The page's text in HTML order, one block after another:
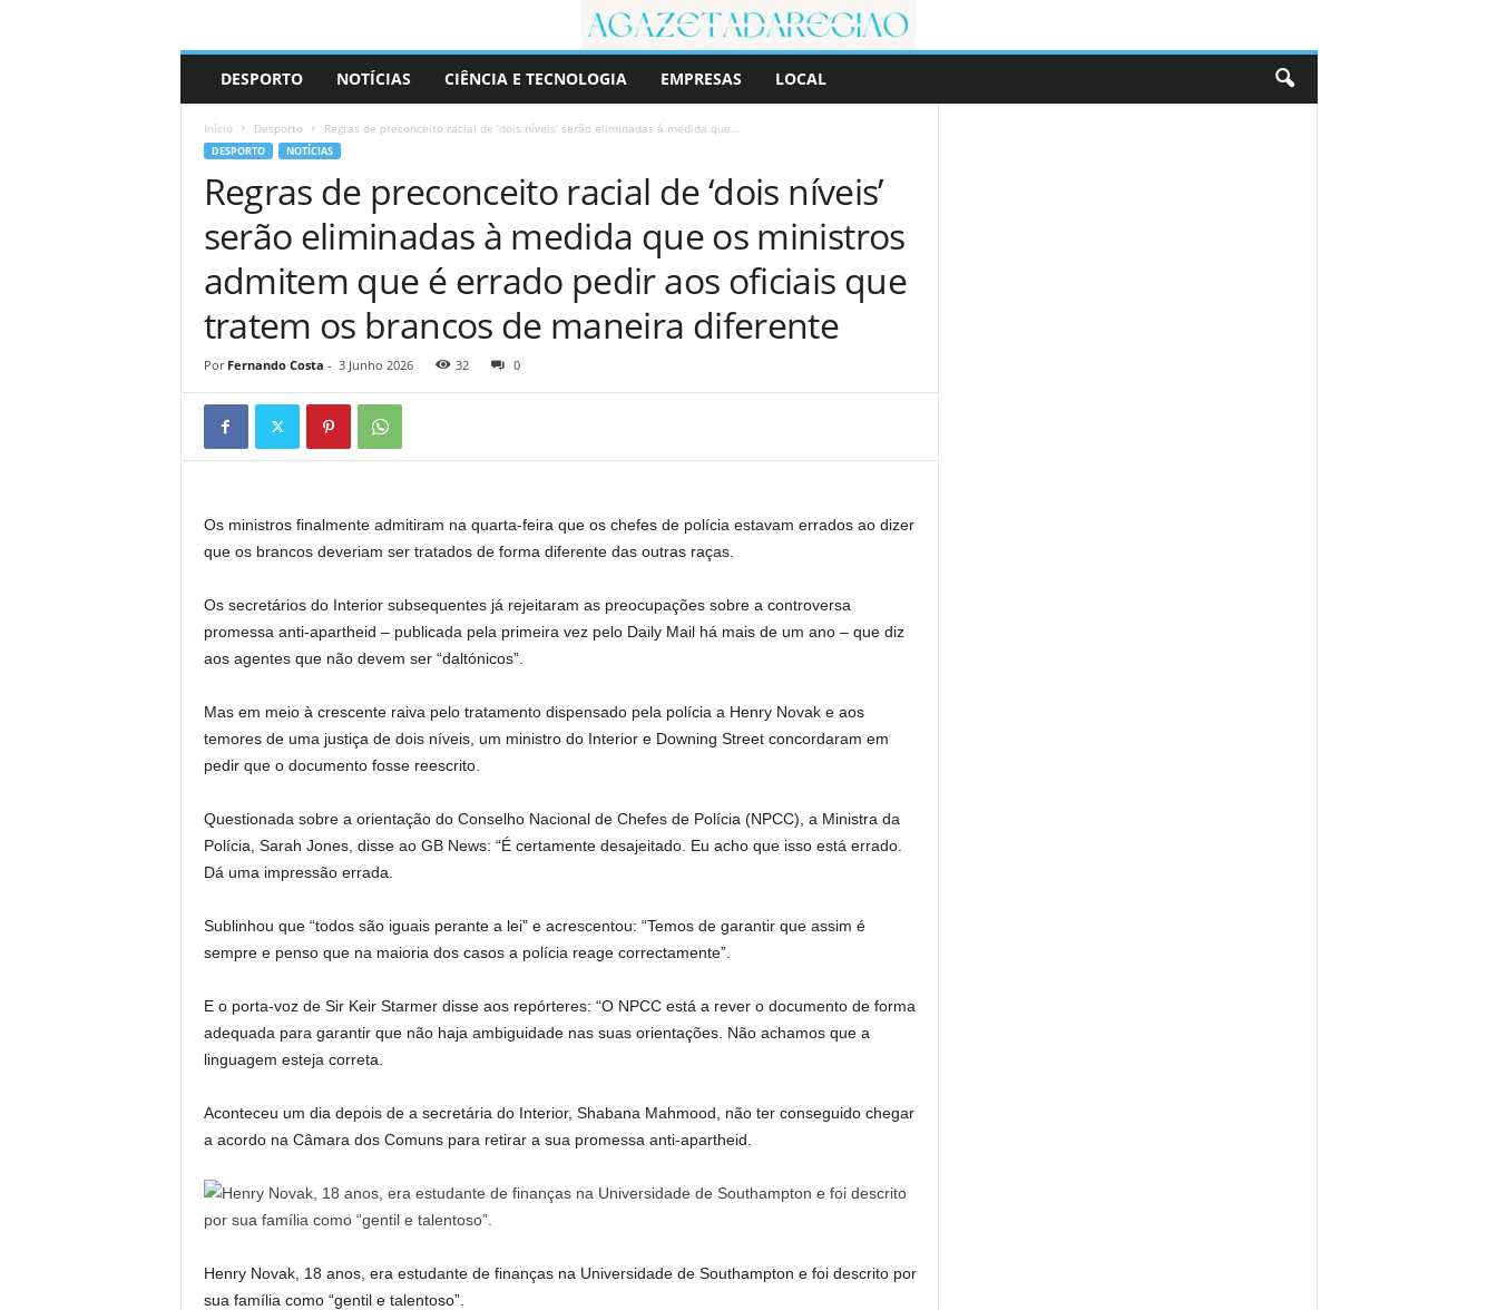
r
DESPORTO NOTÍCIAS CIÊNCIA E TECNOLOGIA EMPRESAS LOCAL
Início Desporto Regras de preconceito racial de ‘dois níveis’ serão eliminadas à medida que...
DESPORTO NOTÍCIAS
Regras de preconceito racial de ‘dois níveis’
serão eliminadas à medida que os ministros
admitem que é errado pedir aos oficiais que
tratem os brancos de maneira diferente
Por Fernando Costa - 3 Junho 2026 32 0
Os ministros finalmente admitiram na quarta-feira que os chefes de polícia estavam errados ao dizer
que os brancos deveriam ser tratados de forma diferente das outras raças.
Os secretários do Interior subsequentes já rejeitaram as preocupações sobre a controversa
promessa anti-apartheid – publicada pela primeira vez pelo Daily Mail há mais de um ano – que diz
aos agentes que não devem ser “daltónicos”.
Mas em meio à crescente raiva pelo tratamento dispensado pela polícia a Henry Novak e aos
temores de uma justiça de dois níveis, um ministro do Interior e Downing Street concordaram em
pedir que o documento fosse reescrito.
Questionada sobre a orientação do Conselho Nacional de Chefes de Polícia (NPCC), a Ministra da
Polícia, Sarah Jones, disse ao GB News: “É certamente desajeitado. Eu acho que isso está errado.
Dá uma impressão errada.
Sublinhou que “todos são iguais perante a lei” e acrescentou: “Temos de garantir que assim é
sempre e penso que na maioria dos casos a polícia reage correctamente”.
E o porta-voz de Sir Keir Starmer disse aos repórteres: “O NPCC está a rever o documento de forma
adequada para garantir que não haja ambiguidade nas suas orientações. Não achamos que a
linguagem esteja correta.
Aconteceu um dia depois de a secretária do Interior, Shabana Mahmood, não ter conseguido chegar
a acordo na Câmara dos Comuns para retirar a sua promessa anti-apartheid.
Henry Novak, 18 anos, era estudante de finanças na Universidade de Southampton e foi descrito por
sua família como “gentil e talentoso”.